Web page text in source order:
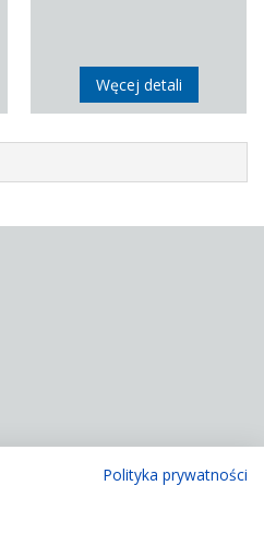
Węcej detali
Polityka prywatności